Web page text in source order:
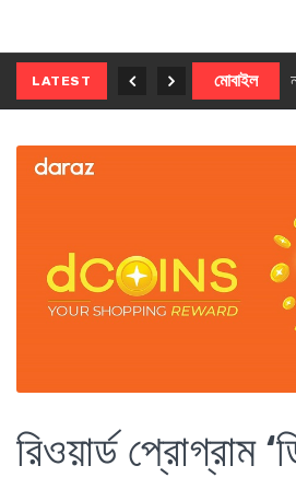
LATEST মোবাইল
রিওয়ার্ড প্রোগ্রাম